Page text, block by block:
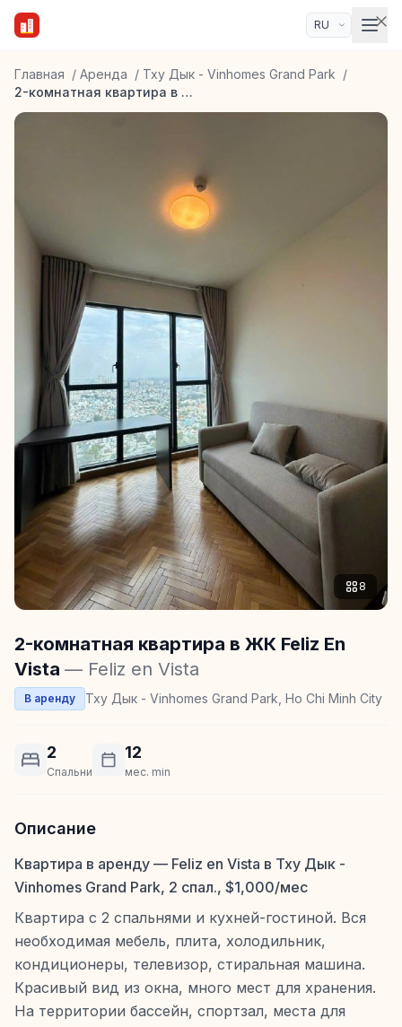
Главная / Аренда / Тху Дык - Vinhomes Grand Park /
2-комнатная квартира в ЖК Feliz En Vista
8
2-комнатная квартира в ЖК Feliz En
Vista — Feliz en Vista
В аренду Тху Дык - Vinhomes Grand Park, Ho Chi Minh City
2
Спальни
12
мес. min
Описание
Квартира в аренду — Feliz en Vista в Тху Дык -
Vinhomes Grand Park, 2 спал., $1,000/мес
Квартира с 2 спальнями и кухней-гостиной. Вся
необходимая мебель, плита, холодильник,
кондиционеры, телевизор, стиральная машина.
Красивый вид из окна, много мест для хранения.
На территории бассейн, спортзал, места для